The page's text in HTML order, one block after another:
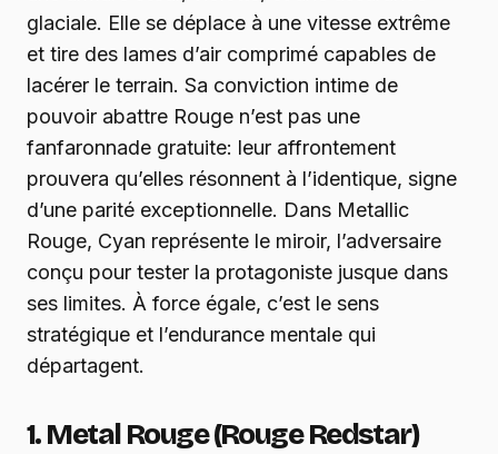
glaciale. Elle se déplace à une vitesse extrême
et tire des lames d’air comprimé capables de
lacérer le terrain. Sa conviction intime de
pouvoir abattre Rouge n’est pas une
fanfaronnade gratuite: leur affrontement
prouvera qu’elles résonnent à l’identique, signe
d’une parité exceptionnelle. Dans Metallic
Rouge, Cyan représente le miroir, l’adversaire
conçu pour tester la protagoniste jusque dans
ses limites. À force égale, c’est le sens
stratégique et l’endurance mentale qui
départagent.
1. Metal Rouge (Rouge Redstar)